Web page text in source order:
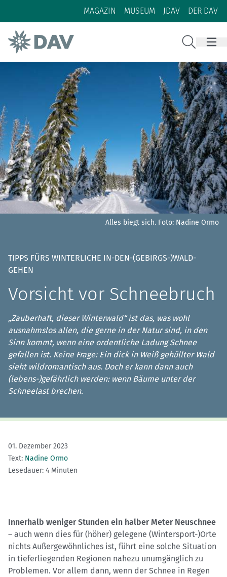
Zum Inhalt
Zur Footer-Navigation
MAGAZIN MUSEUM JDAV DER DAV
Alles biegt sich. Foto: Nadine Ormo
TIPPS FÜRS WINTERLICHE IN-DEN-(GEBIRGS-)WALD-
GEHEN
Vorsicht vor Schneebruch
„Zauberhaft, dieser Winterwald“ ist das, was wohl
ausnahmslos allen, die gerne in der Natur sind, in den
Sinn kommt, wenn eine ordentliche Ladung Schnee
gefallen ist. Keine Frage: Ein dick in Weiß gehüllter Wald
sieht wildromantisch aus. Doch er kann dann auch
(lebens-)gefährlich werden: wenn Bäume unter der
Schneelast brechen.
01. Dezember 2023
Text: Nadine Ormo
Lesedauer: 4 Minuten
Innerhalb weniger Stunden ein halber Meter Neuschnee
– auch wenn dies für (höher) gelegene (Wintersport-)Orte
nichts Außergewöhnliches ist, führt eine solche Situation
in tieferliegenden Regionen nahezu unumgänglich zu
Problemen. Vor allem dann, wenn der Schnee in Regen